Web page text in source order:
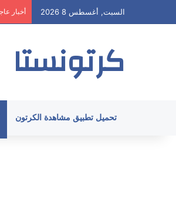
السبت, أغسطس 8 2026 أخبار
كرتونستا
تحميل تطبيق مشاهدة الكرتون